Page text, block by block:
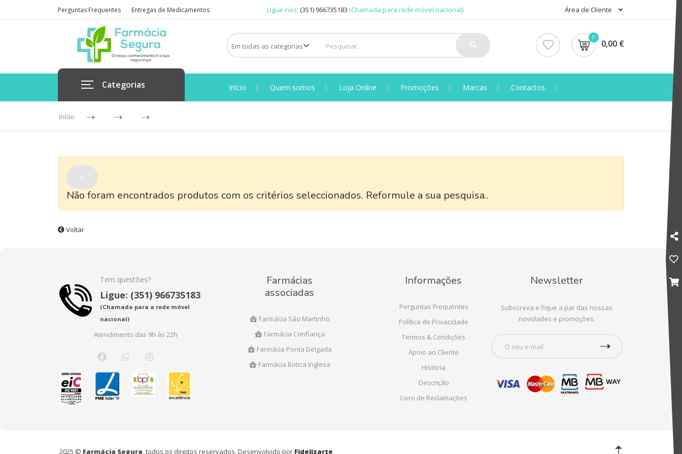
Perguntas Frequentes Entregas de Medicamentos Ligue-nos: (351) 966735183 (Chamada para rede móvel nacional) Área de Cliente
0
0,00 €
Categorias Início Quem somos Loja Online Promoções Marcas Contactos
Início
×
Não foram encontrados produtos com os critérios seleccionados. Reformule a sua pesquisa..
Voltar
Tem questões?
Ligue: (351) 966735183
(Chamada para a rede móvel
nacional)
Atendimento das 9h às 22h
Farmácias
associadas
Farmácia São Martinho
Farmácia Confiança
Farmácia Ponta Delgada
Farmácia Botica Inglesa
Informações
Perguntas Frequentes
Política de Privacidade
Termos & Condições
Apoio ao Cliente
História
Descrição
Livro de Reclamações
Newsletter
Subscreva e fique a par das nossas
novidades e promoções.
2025 © Farmácia Segura, todos os direitos reservados. Desenvolvido por Fidelizarte